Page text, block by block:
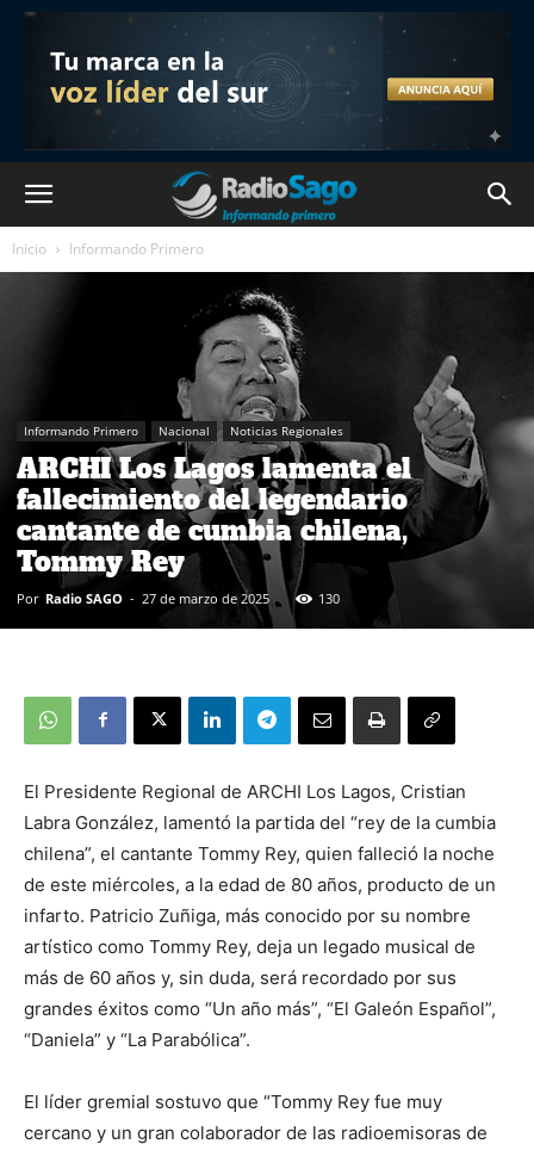
Inicio Informando Primero
Informando Primero Nacional Noticias Regionales
ARCHI Los Lagos lamenta el
fallecimiento del legendario
cantante de cumbia chilena,
Tommy Rey
Por Radio SAGO - 27 de marzo de 2025 130
El Presidente Regional de ARCHI Los Lagos, Cristian
Labra González, lamentó la partida del “rey de la cumbia
chilena”, el cantante Tommy Rey, quien falleció la noche
de este miércoles, a la edad de 80 años, producto de un
infarto. Patricio Zuñiga, más conocido por su nombre
artístico como Tommy Rey, deja un legado musical de
más de 60 años y, sin duda, será recordado por sus
grandes éxitos como “Un año más”, “El Galeón Español”,
“Daniela” y “La Parabólica”.
El líder gremial sostuvo que “Tommy Rey fue muy
cercano y un gran colaborador de las radioemisoras de